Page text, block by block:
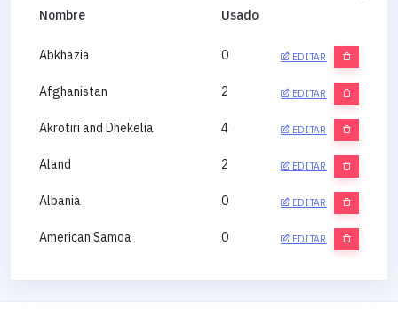
Nombre Usado
Abkhazia 0 EDITAR
Afghanistan 2 EDITAR
Akrotiri and Dhekelia 4 EDITAR
Aland 2 EDITAR
Albania 0 EDITAR
American Samoa 0 EDITAR